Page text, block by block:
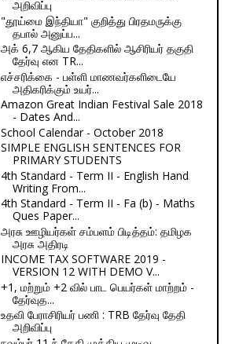
அறிவிப்பு
"தூய்மை இந்தியா" குறித்து பிரதமருக்கு
தபால் அனுப்ப...
அக் 6,7 ஆகிய தேதிகளில் ஆசிரியர் தகுதி
தேர்வு என TR...
எச்சரிக்கை - பள்ளி மாணவர்களிடையே
அதிகரிக்கும் உயர்...
Amazon Great Indian Festival Sale 2018
- Dates And...
School Calendar - October 2018
SIMPLE ENGLISH SENTENCES FOR
PRIMARY STUDENTS
4th Standard - Term II - English Hand
Writing From...
4th Standard - Term II - Fa (b) - Maths
Ques Paper...
அரசு ஊழியர்கள் சம்பளம் பிடித்தம்: தமிழக
அரசு அதிரடி
INCOME TAX SOFTWARE 2019 -
VERSION 12 WITH DEMO V...
+1, மற்றும் +2 வில் பாட பெயர்கள் மாற்றம் -
தேர்வுத...
உதவி பேராசிரியர் பணி : TRB தேர்வு தேதி
அறிவிப்பு